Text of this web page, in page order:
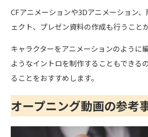
CFアニメーションや3Dアニメーション
ェクト、プレゼン資料の作成も行うこと
キャラクターをアニメーションのように
ようなイントロを制作することもできる
ることをおすすめします。
オープニング動画の参考